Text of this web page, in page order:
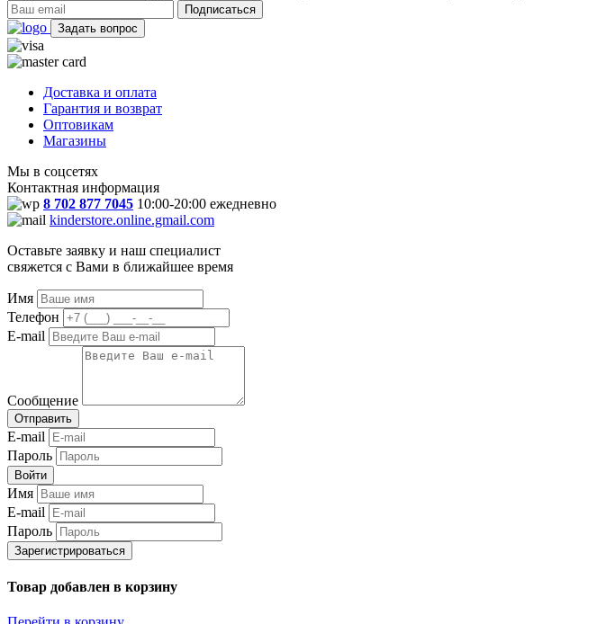
Подписаться
Задать вопрос
Доставка и оплата
Гарантия и возврат
Оптовикам
Магазины
Мы в соцсетях
Контактная информация
8 702 877 7045 10:00-20:00 ежедневно
kinderstore.online.gmail.com
Оставьте заявку и наш специалист
свяжется с Вами в ближайшее время
Имя
Телефон
E-mail
Сообщение
Отправить
E-mail
Пароль
Войти
Имя
E-mail
Пароль
Зарегистрироваться
Товар добавлен в корзину